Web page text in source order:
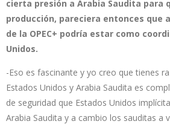
cierta presión a Arabia Saudita para
producción, pareciera entonces que
de la OPEC+ podría estar como
Unidos.
-Eso es fascinante y yo creo que tienes
Estados Unidos y Arabia Saudita es
de seguridad que Estados Unidos
Arabia Saudita y a cambio los sauditas a